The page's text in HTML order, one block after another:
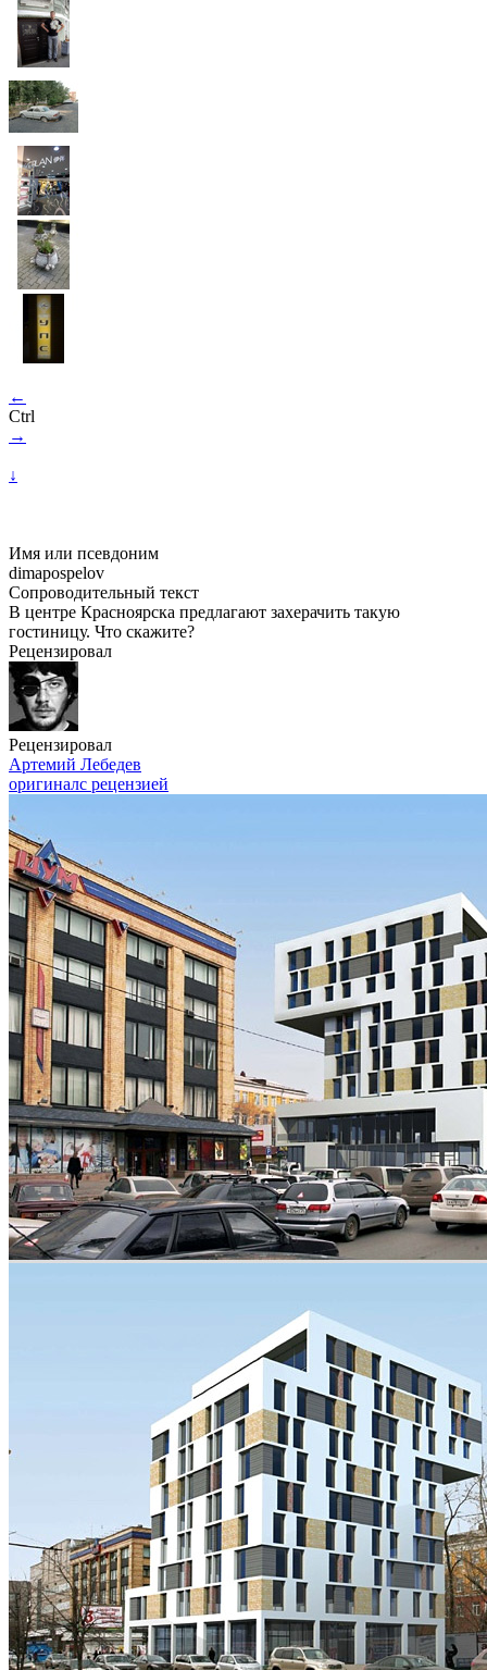
←
Ctrl
→
↓
Имя или псевдоним
dimapospelov
Сопроводительный текст
В центре Красноярска предлагают захерачить такую
гостиницу. Что скажите?
Рецензировал
Рецензировал
Артемий Лебедев
оригиналс рецензией